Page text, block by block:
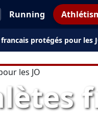
Running
protégés pour les